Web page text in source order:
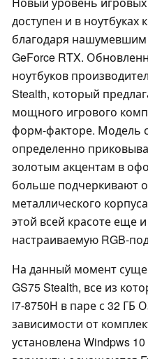
доступен и в ноутбуках
благодаря нашумевшим
GeForce RTX.
ноутбуков
Stealth, который
мощного игрового
форм-факторе. Модель
определенно
золотым акцентам в
больше подчеркивают
металлического
этой всей красоте еще
настраиваемую RGB-
На данный момент
GS75 Stealth, все из
i7-8750H в паре с 32 ГБ
зависимости от
установлена Windpws